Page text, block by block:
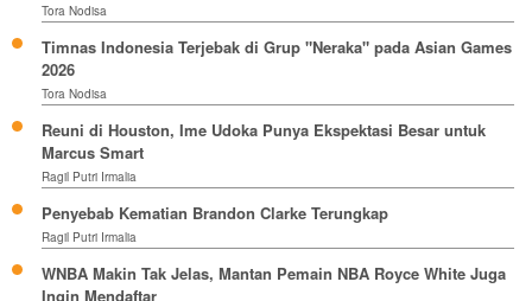
Tora Nodisa
Timnas Indonesia Terjebak di Grup "Neraka" pada Asian Games
2026
Tora Nodisa
Reuni di Houston, Ime Udoka Punya Ekspektasi Besar untuk
Marcus Smart
Ragil Putri Irmalia
Penyebab Kematian Brandon Clarke Terungkap
Ragil Putri Irmalia
WNBA Makin Tak Jelas, Mantan Pemain NBA Royce White Juga
Ingin Mendaftar